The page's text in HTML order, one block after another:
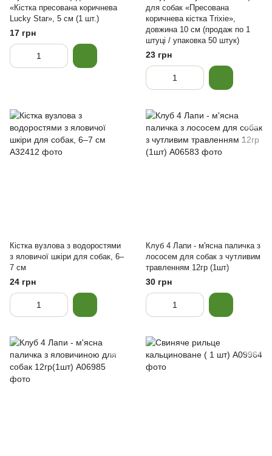
«Кістка пресована коричнева
Lucky Star», 5 см (1 шт.)
17 грн
для собак «Пресована
коричнева кістка Trixie»,
довжина 10 см (продаж по 1
штуці / упаковка 50 штук)
23 грн
Кістка вузлова з водоростями
з яловичої шкіри для собак, 6–
7 см
24 грн
Клуб 4 Лапи - м'ясна паличка з
лососем для собак з чутливим
травленням 12гр (1шт)
30 грн